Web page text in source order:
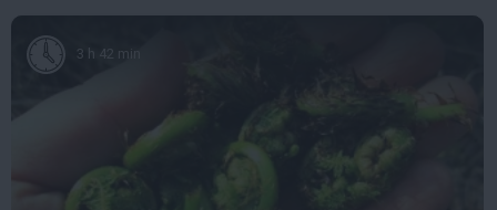
3 h 42 min